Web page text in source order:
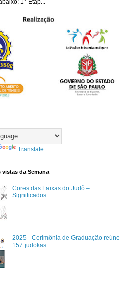
1° Etap...
Translate
da Semana
Cores das Faixas do Judô –
Significados
2025 - Cerimônia de Graduação reúne
157 judokas